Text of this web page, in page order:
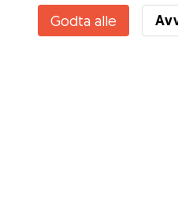
Godta alle